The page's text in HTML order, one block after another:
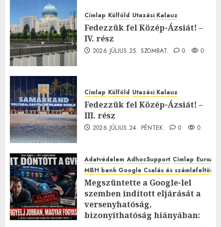
Címlap Külföld Utazási Kalauz
Fedezzük fel Közép-Ázsiát! –
IV. rész
2026.JÚLIUS.25. SZOMBAT. 0 0
Címlap Külföld Utazási Kalauz
Fedezzük fel Közép-Ázsiát! –
III. rész
2026.JÚLIUS.24. PÉNTEK. 0 0
Adatvédelem AdhocSupport Címlap
MBH bank Google Csalás és
Megszüntette a Google-lel
szemben indított eljárását a
versenyhatóság,
bizonyíthatóság hiányában: